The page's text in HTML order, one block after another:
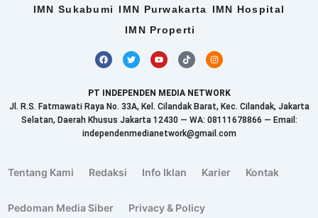
IMN Sukabumi
IMN Purwakarta
IMN Hospital
IMN Properti
F
a
c
b
o
o
T
w
i
t
e
r
Y
o
u
u
b
e
T
i
k
o
k
I
n
s
a
g
r
a
m
PT INDEPENDEN MEDIA NETWORK
Jl. R.S. Fatmawati Raya No. 33A, Kel. Cilandak Barat, Kec. Cilandak, Jakarta
Selatan, Daerah Khusus Jakarta 12430 — WA: 08111678866 — Email:
independenmedianetwork@gmail.com
Tentang Kami Redaksi Info Iklan Karier Kontak
Pedoman Media Siber Privacy & Policy